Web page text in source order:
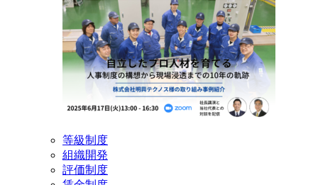
等級制度
組織開発
評価制度